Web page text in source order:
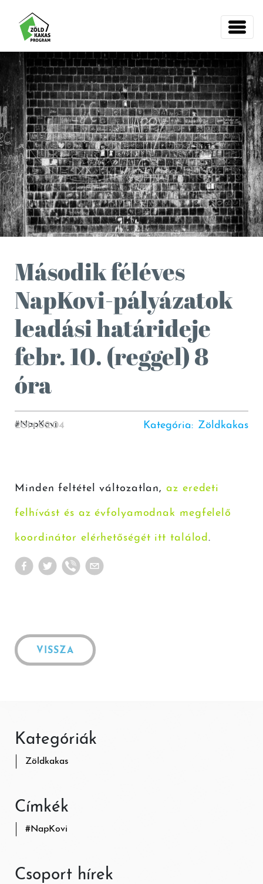
Második féléves
NapKovi-pályázatok
leadási határideje
febr. 10. (reggel) 8
óra
2014.02.04 Kategória: Zöldkakas
#NapKovi
Minden feltétel változatlan,az eredeti
felhívást és az évfolyamodnak megfelelő
koordinátor elérhetőségét itt találod.
VISSZA
Kategóriák
Zöldkakas
Címkék
#NapKovi
Csoport hírek